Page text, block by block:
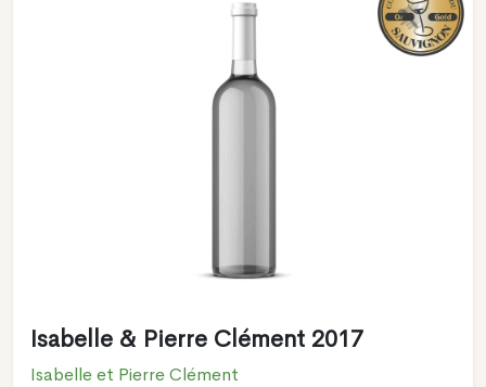
Isabelle & Pierre Clément 2017
Isabelle et Pierre Clément